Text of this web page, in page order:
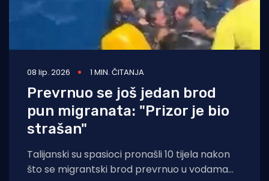
08 lip. 2026 1 MIN. ČITANJA
Prevrnuo se još jedan brod
pun migranata: "Prizor je bio
strašan"
Talijanski su spasioci pronašli 10 tijela nakon
što se migrantski brod prevrnuo u vodama